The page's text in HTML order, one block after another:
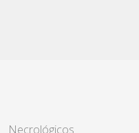
Necrológicos